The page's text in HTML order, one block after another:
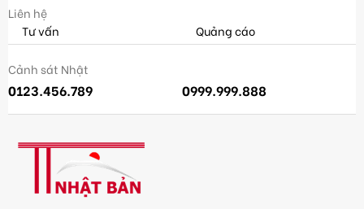
Liên hệ
Tư vấn
Quảng cáo
Cảnh sát Nhật
0123.456.789 0999.999.888